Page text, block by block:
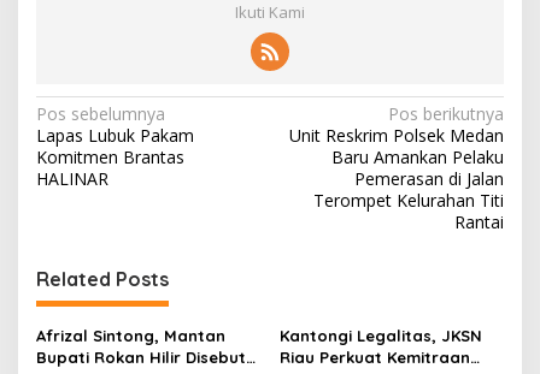
Ikuti Kami
N
a
v
a
s
i
Pos sebelumnya
Lapas Lubuk Pakam
Komitmen Brantas
HALINAR
Pos berikutnya
Unit Reskrim Polsek Medan
Baru Amankan Pelaku
Pemerasan di Jalan
Terompet Kelurahan Titi
Rantai
Related Posts
Afrizal Sintong, Mantan
Bupati Rokan Hilir Disebut
Kantongi Legalitas, JKSN
Riau Perkuat Kemitraan